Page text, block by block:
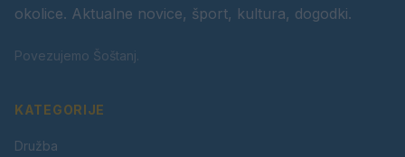
okolice. Aktualne novice, šport, kultura, dogodki.
Povezujemo Šoštanj.
KATEGORIJE
Družba